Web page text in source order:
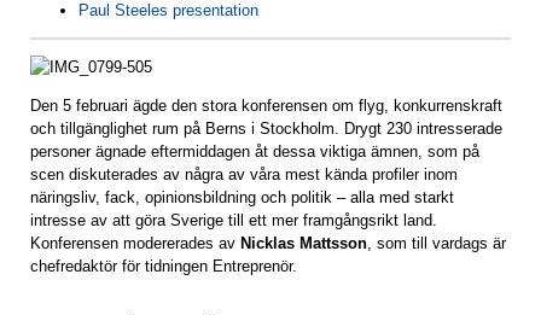
Paul Steeles presentation
Den 5 februari ägde den stora konferensen om flyg, konkurrenskraft
och tillgänglighet rum på Berns i Stockholm. Drygt 230 intresserade
personer ägnade eftermiddagen åt dessa viktiga ämnen, som på
scen diskuterades av några av våra mest kända profiler inom
näringsliv, fack, opinionsbildning och politik – alla med starkt
intresse av att göra Sverige till ett mer framgångsrikt land.
Konferensen modererades av Nicklas Mattsson, som till vardags är
chefredaktör för tidningen Entreprenör.